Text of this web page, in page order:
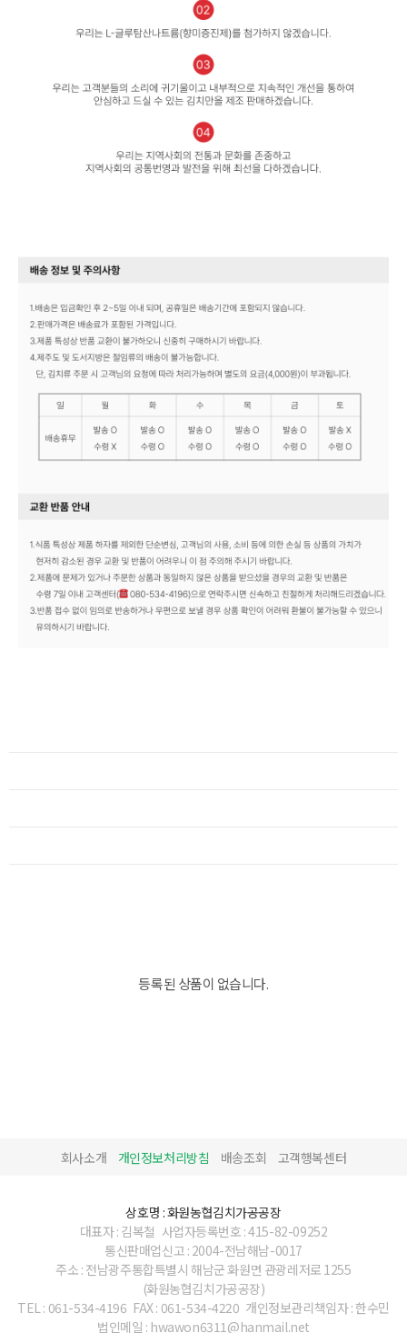
등록된 상품이 없습니다.
회사소개 개인정보처리방침 배송조회 고객행복센터
상호명 : 화원농협김치가공공장
대표자 : 김복철 사업자등록번호 : 415-82-09252
통신판매업신고 : 2004-전남해남-0017
주소 : 전남광주통합특별시 해남군 화원면 관광레저로 1255
(화원농협김치가공공장)
TEL : 061-534-4196 FAX : 061-534-4220 개인정보관리책임자 : 한수민
법인메일 : hwawon6311@hanmail.net